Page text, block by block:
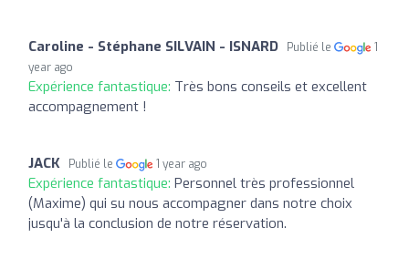
Caroline - Stéphane SILVAIN - ISNARD Publié le
1
year ago
Expérience fantastique: Très bons conseils et excellent
accompagnement !
JACK Publié le 1 year ago
Expérience fantastique: Personnel très professionnel
(Maxime) qui su nous accompagner dans notre choix
jusqu'à la conclusion de notre réservation.